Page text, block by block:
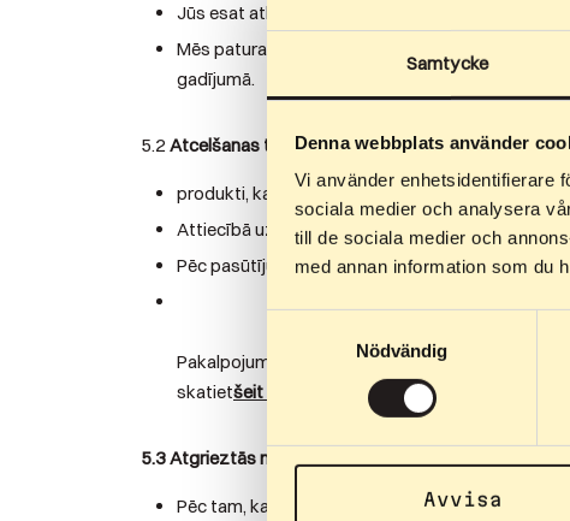
Samtycke
Denna webbplats använder
Vi använder enhetsidentifierare
sociala medier och analysera
till de sociala medier och
med annan information som du
Nödvändig
Avvisa
Jūs esat atbildīgs par atgriežamo produktu
Mēs paturam tiesības no atmaksas summas
gadījumā.
5.2 Atcelšanas tiesības neattiecas uz:
produkti, kas ir aizzīmogoti veselības vai
Attiecībā uz precēm, kas ir kaut kādā veidā
Pēc pasūtījuma izgatavots izstrādājums, kas ir
Pakalpojumi, kas ir pabeigti un kuru sniegšanai
skatietšeit
5.3 Atgrieztās naudas atmaksa
Pēc tam, kad atgrieztā prece būs saņemta,